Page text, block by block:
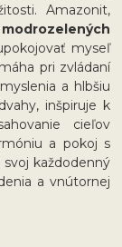
Amazonit,
myseľ
pri zvládaní
a hlbšiu
inšpiruje k
cieľov
a pokoj s
každodenný
a vnútornej